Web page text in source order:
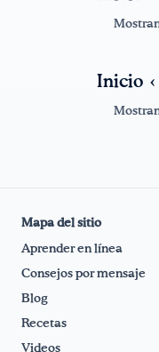
Inicio
Mapa del sitio
Aprender en línea
Consejos por mensaje
Blog
Recetas
Videos